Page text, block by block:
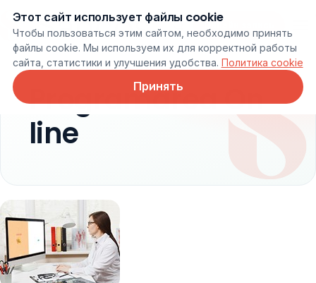
Онлайн запись
Programarea On
line
Этот сайт использует файлы cookie
Чтобы пользоваться этим сайтом, необходимо принять
файлы cookie. Мы используем их для корректной работы
сайта, статистики и улучшения удобства. Политика cookie
Принять